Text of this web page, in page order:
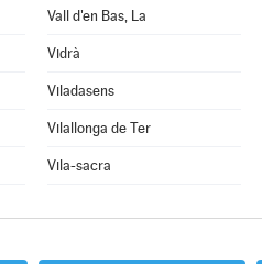
Vall d'en Bas, La
Vidrà
Viladasens
Vilallonga de Ter
Vila-sacra